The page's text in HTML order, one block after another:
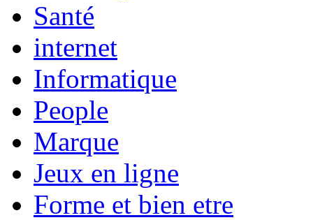
Santé
internet
Informatique
People
Marque
Jeux en ligne
Forme et bien etre